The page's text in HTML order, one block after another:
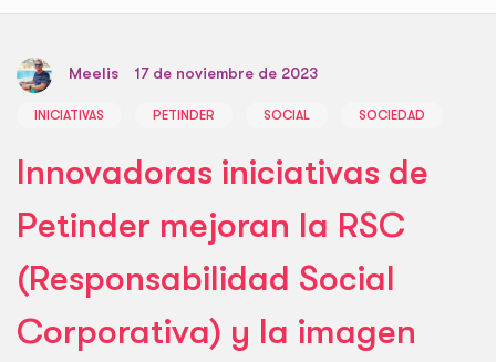
Meelis 17 de noviembre de 2023
INICIATIVAS PETINDER SOCIAL SOCIEDAD
Innovadoras iniciativas de
Petinder mejoran la RSC
(Responsabilidad Social
Corporativa) y la imagen